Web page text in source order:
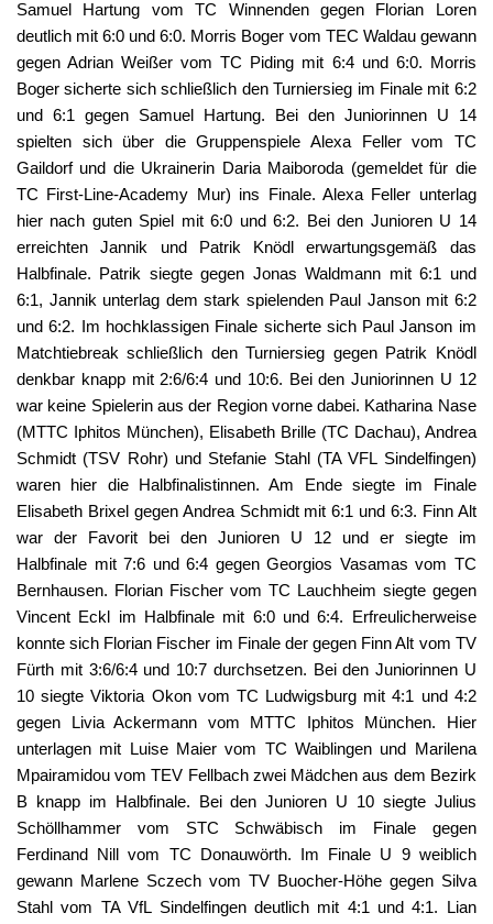
Samuel Hartung vom TC Winnenden gegen Florian Loren
deutlich mit 6:0 und 6:0. Morris Boger vom TEC Waldau gewann
gegen Adrian Weißer vom TC Piding mit 6:4 und 6:0. Morris
Boger sicherte sich schließlich den Turniersieg im Finale mit 6:2
und 6:1 gegen Samuel Hartung. Bei den Juniorinnen U 14
spielten sich über die Gruppenspiele Alexa Feller vom TC
Gaildorf und die Ukrainerin Daria Maiboroda (gemeldet für die
TC First-Line-Academy Mur) ins Finale. Alexa Feller unterlag
hier nach guten Spiel mit 6:0 und 6:2. Bei den Junioren U 14
erreichten Jannik und Patrik Knödl erwartungsgemäß das
Halbfinale. Patrik siegte gegen Jonas Waldmann mit 6:1 und
6:1, Jannik unterlag dem stark spielenden Paul Janson mit 6:2
und 6:2. Im hochklassigen Finale sicherte sich Paul Janson im
Matchtiebreak schließlich den Turniersieg gegen Patrik Knödl
denkbar knapp mit 2:6/6:4 und 10:6. Bei den Juniorinnen U 12
war keine Spielerin aus der Region vorne dabei. Katharina Nase
(MTTC Iphitos München), Elisabeth Brille (TC Dachau), Andrea
Schmidt (TSV Rohr) und Stefanie Stahl (TA VFL Sindelfingen)
waren hier die Halbfinalistinnen. Am Ende siegte im Finale
Elisabeth Brixel gegen Andrea Schmidt mit 6:1 und 6:3. Finn Alt
war der Favorit bei den Junioren U 12 und er siegte im
Halbfinale mit 7:6 und 6:4 gegen Georgios Vasamas vom TC
Bernhausen. Florian Fischer vom TC Lauchheim siegte gegen
Vincent Eckl im Halbfinale mit 6:0 und 6:4. Erfreulicherweise
konnte sich Florian Fischer im Finale der gegen Finn Alt vom TV
Fürth mit 3:6/6:4 und 10:7 durchsetzen. Bei den Juniorinnen U
10 siegte Viktoria Okon vom TC Ludwigsburg mit 4:1 und 4:2
gegen Livia Ackermann vom MTTC Iphitos München. Hier
unterlagen mit Luise Maier vom TC Waiblingen und Marilena
Mpairamidou vom TEV Fellbach zwei Mädchen aus dem Bezirk
B knapp im Halbfinale. Bei den Junioren U 10 siegte Julius
Schöllhammer vom STC Schwäbisch im Finale gegen
Ferdinand Nill vom TC Donauwörth. Im Finale U 9 weiblich
gewann Marlene Sczech vom TV Buocher-Höhe gegen Silva
Stahl vom TA VfL Sindelfingen deutlich mit 4:1 und 4:1. Lian